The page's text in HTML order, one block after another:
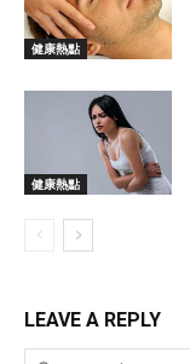
健康熱點
健康熱點
LEAVE A REPLY